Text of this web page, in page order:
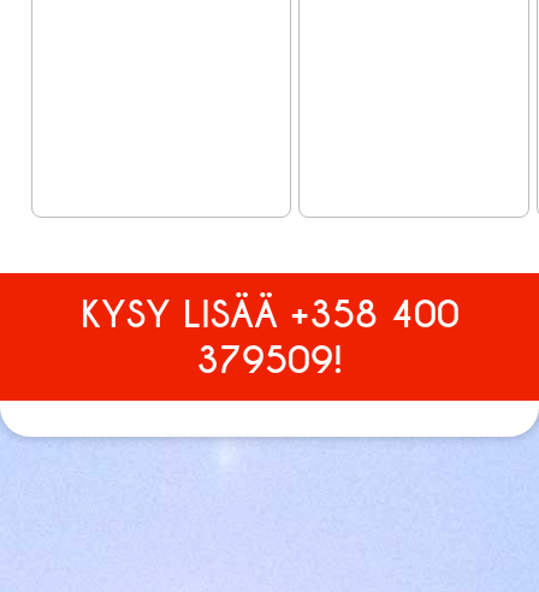
KYSY LISÄÄ +358 400
379509!